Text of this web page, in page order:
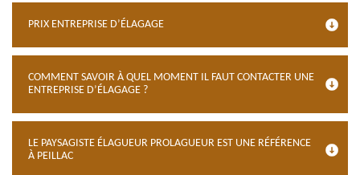
PRIX ENTREPRISE D’ÉLAGAGE
COMMENT SAVOIR À QUEL MOMENT IL FAUT CONTACTER UNE
ENTREPRISE D’ÉLAGAGE ?
LE PAYSAGISTE ÉLAGUEUR PROLAGUEUR EST UNE RÉFÉRENCE
À PEILLAC